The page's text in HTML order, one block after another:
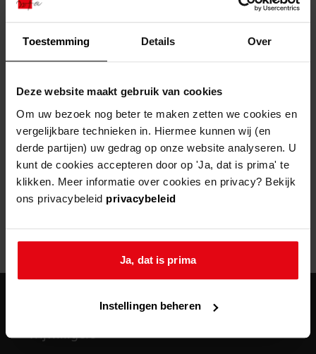
Toestemming Details Over
Deze website maakt gebruik van cookies
Om uw bezoek nog beter te maken zetten we cookies en
vergelijkbare technieken in. Hiermee kunnen wij (en
derde partijen) uw gedrag op onze website analyseren. U
kunt de cookies accepteren door op 'Ja, dat is prima' te
klikken. Meer informatie over cookies en privacy? Bekijk
ons privacybeleid privacybeleid
Ja, dat is prima
Instellingen beheren
Helaas, er is een fout opgetreden
mogelijk om deze pagina te kunnen bekijken.
404- Not Found
Mogelijk kunt u deze pagina niet bezoeken door:
vrijwilligers